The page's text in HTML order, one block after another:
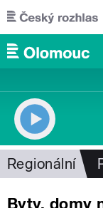
Přejít k hlavnímu
Regionální
Byty, domy